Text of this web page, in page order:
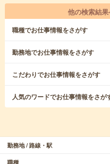
他の検索結
職種でお仕事情報をさがす
勤務地でお仕事情報をさがす
こだわりでお仕事情報をさがす
人気のワードでお仕事情報をさが
勤務地 / 路線・駅
職種